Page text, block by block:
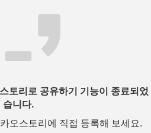
토리로 공유하기 기능이 종료되었
습니다.
오스토리에 직접 등록해 보세요.